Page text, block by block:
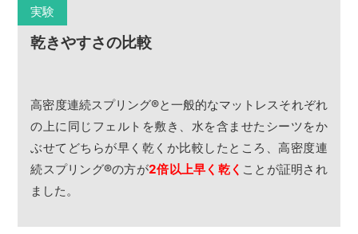
実験
乾きやすさの比較
高密度連続スプリング®と一般的なマットレスそれぞれ
の上に同じフェルトを敷き、水を含ませたシーツをか
ぶせてどちらが早く乾くか比較したところ、高密度連
続スプリング®の方が2倍以上早く乾く ことが証明され
ました。